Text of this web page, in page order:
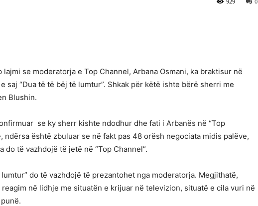
se moderatorja e Top Channel, Arbana Osmani, ka braktisur në
saj “Dua të të bëj të lumtur”. Shkak për këtë ishte bërë sherri me
Blushin.
se ky sherr kishte ndodhur dhe fati i Arbanës në “Top
ndërsa është zbuluar se në fakt pas 48 orësh negociata midis palëve,
do të vazhdojë të jetë në “Top Channel”.
do të vazhdojë të prezantohet nga moderatorja. Megjithatë,
në lidhje me situatën e krijuar në televizion, situatë e cila vuri në